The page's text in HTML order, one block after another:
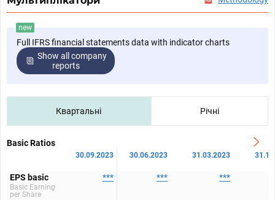
new
Full IFRS financial statements data with indicator charts
Show all company
reports
Квартальні Річні
Basic Ratios
30.09.2023 30.06.2023 31.03.2023
EPS basic
Basic Earning
per Share
*** *** ***